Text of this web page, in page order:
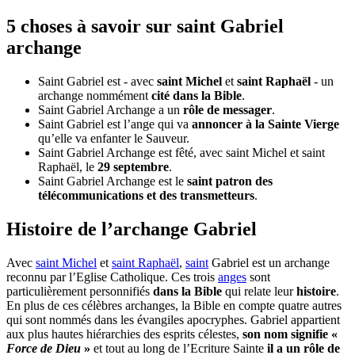
5 choses à savoir sur saint Gabriel
archange
Saint Gabriel est - avec saint Michel et saint Raphaël - un
archange nommément cité dans la Bible.
Saint Gabriel Archange a un rôle de messager.
Saint Gabriel est l’ange qui va annoncer à la Sainte Vierge
qu’elle va enfanter le Sauveur.
Saint Gabriel Archange est fêté, avec saint Michel et saint
Raphaël, le 29 septembre.
Saint Gabriel Archange est le saint patron des
télécommunications et des transmetteurs.
Histoire de l’archange Gabriel
Avec saint Michel et saint Raphaël, saint Gabriel est un archange
reconnu par l’Eglise Catholique. Ces trois anges sont
particulièrement personnifiés dans la Bible qui relate leurhistoire.
En plus de ces célèbres archanges, la Bible en compte quatre autres
qui sont nommés dans les évangiles apocryphes. Gabriel appartient
aux plus hautes hiérarchies des esprits célestes, son nom signifie «
Force de Dieu » et tout au long de l’Ecriture Sainte il a un rôle de